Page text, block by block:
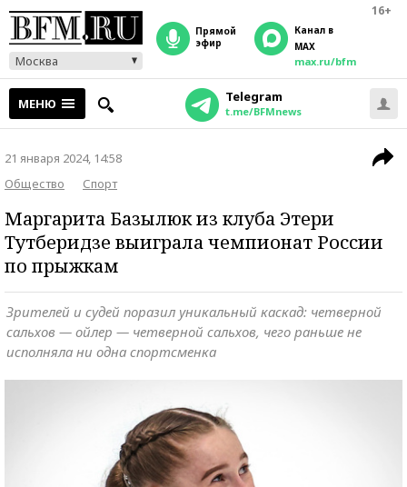
16+
Москва
прямой
эфир
Канал в
MAX
max.ru/bfm
МЕНЮ Telegram
t.me/BFMnews
21 января 2024, 14:58
Общество
Спорт
Маргарита Базылюк из клуба Этери
Тутберидзе выиграла чемпионат России
по прыжкам
Зрителей и судей поразил уникальный каскад: четверной
сальхов — ойлер — четверной сальхов, чего раньше не
исполняла ни одна спортсменка